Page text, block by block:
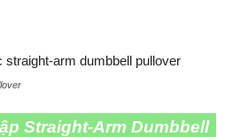
Straight-Arm Dumbbell